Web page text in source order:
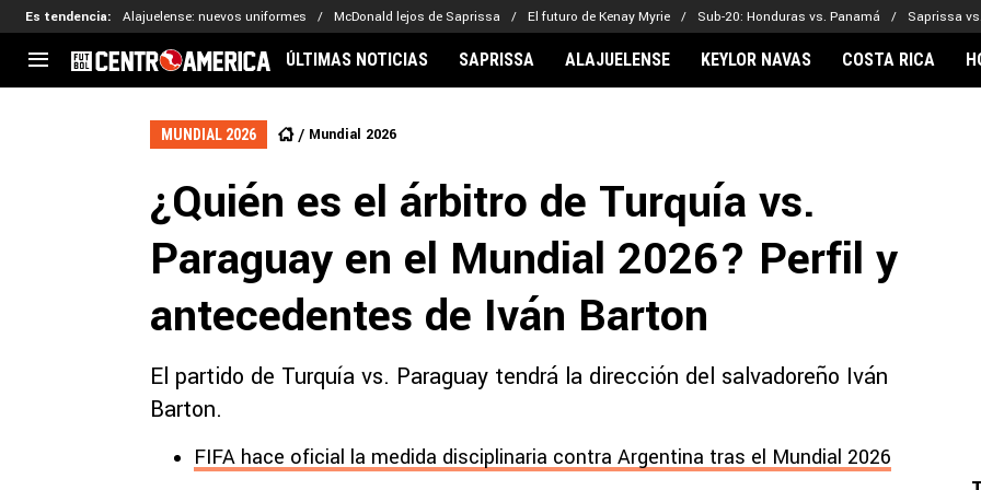
Es tendencia: Alajuelense: nuevos uniformes McDonald lejos de Saprissa El futuro de Kenay Myrie Sub-20: Honduras vs. Panamá Saprissa
CENTROAMÉRICA
CONCACAF
Liga de Naciones
Copa de Campeones
Copa Centroamericana
MLS
Kervin Arriaga
Nathaniel Méndez-Laing
Alajuelense
Comunicaciones
Olimpia
Real Estelí
Real Madrid
ÚLTIMAS NOTICIAS SAPRISSA ALAJUELENSE KEYLOR NAVAS COSTA RICA
MUNDIAL 2026 Mundial 2026
¿Quién es el árbitro de Turquía vs.
Paraguay en el Mundial 2026? Perfil y
antecedentes de Iván Barton
El partido de Turquía vs. Paraguay tendrá la dirección del salvadoreño Iván
Barton.
FIFA hace oficial la medida disciplinaria contra Argentina tras el Mundial 2026